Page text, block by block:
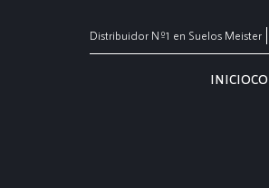
Distribuidor Nº1 en Suelos Meister
INICIO